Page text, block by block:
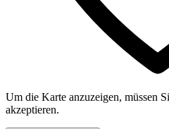
Um die Karte anzuzeigen, müssen
akzeptieren.